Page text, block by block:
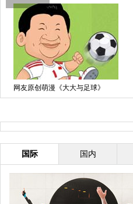
网友原创萌漫《大大与足球》
国际 国内